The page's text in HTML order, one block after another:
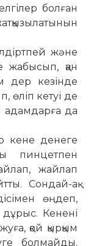
болған
және
жабысып, қан
дер кезінде
өліп кетуі де
адамдарға да
кене денеге
пинцетпен
жайлап
Сондай-ақ
өңдеп,
Кенені
қой қыр­қым
болмайды.